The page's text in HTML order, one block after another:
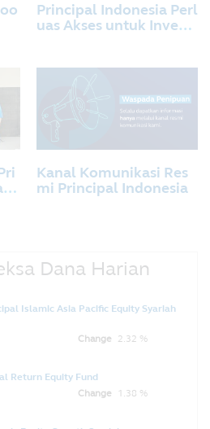
Principal Indonesia Perl
uas Akses untuk Invest
eksa Dana dengan PT B
ank KEB Hana Indonesi
Kanal Komunikasi Res
mi Principal Indonesia
Dana Harian
Islamic Asia Pacific Equity Syariah
Change 2.32 %
Return Equity Fund
Change 1.38 %